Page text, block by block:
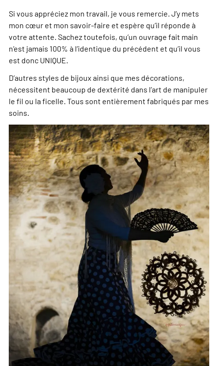
Si vous appréciez mon travail, je vous remercie. J’y mets
mon cœur et mon savoir-faire et espère qu’il réponde à
votre attente. Sachez toutefois, qu’un ouvrage fait main
n’est jamais 100% à l’identique du précédent et qu’il vous
est donc UNIQUE.
D’autres styles de bijoux ainsi que mes décorations,
nécessitent beaucoup de dextérité dans l’art de manipuler
le fil ou la ficelle. Tous sont entièrement fabriqués par mes
soins.